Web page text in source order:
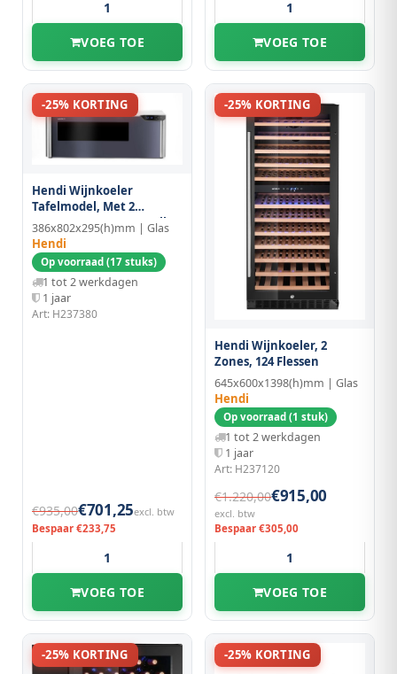
VOEG TOE VOEG TOE
-25% KORTING
Hendi Wijnkoeler
Tafelmodel, Met 2
Temperatuurzones Cellar
386x802x295(h)mm | Glas
Hendi
Op voorraad (17 stuks)
1 tot 2 werkdagen
1 jaar
Art: H237380
€935,00€701,25excl. btw
Bespaar €233,75
VOEG TOE
-25% KORTING
Hendi Wijnkoeler, 2
Zones, 124 Flessen
645x600x1398(h)mm | Glas
Hendi
Op voorraad (1 stuk)
1 tot 2 werkdagen
1 jaar
Art: H237120
€1.220,00€915,00
excl. btw
Bespaar €305,00
VOEG TOE
-25% KORTING -25% KORTING